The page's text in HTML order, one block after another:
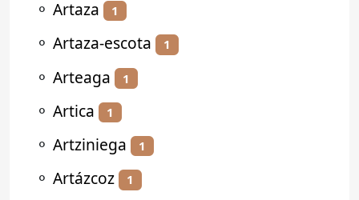
⚬ Artaza 1
⚬ Artaza-escota 1
⚬ Arteaga 1
⚬ Artica 1
⚬ Artziniega 1
⚬ Artázcoz 1